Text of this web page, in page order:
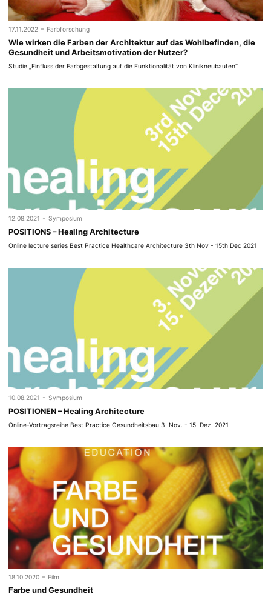
17.11.2022 - Farbforschung
Wie wirken die Farben der Architektur auf das Wohlbefinden, die
Gesundheit und Arbeitsmotivation der Nutzer?
Studie „Einfluss der Farbgestaltung auf die Funktionalität von Klinikneubauten“
12.08.2021 - Symposium
POSITIONS – Healing Architecture
Online lecture series Best Practice Healthcare Architecture 3th Nov - 15th Dec 2021
10.08.2021 - Symposium
POSITIONEN – Healing Architecture
Online-Vortragsreihe Best Practice Gesundheitsbau 3. Nov. - 15. Dez. 2021
18.10.2020 - Film
Farbe und Gesundheit